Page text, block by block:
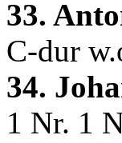
33.
C-dur
34.
1 Nr. 1